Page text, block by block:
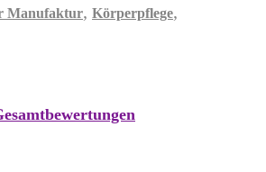
Manufaktur, Körperpflege,